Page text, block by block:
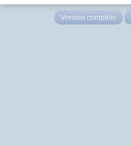
Version complète